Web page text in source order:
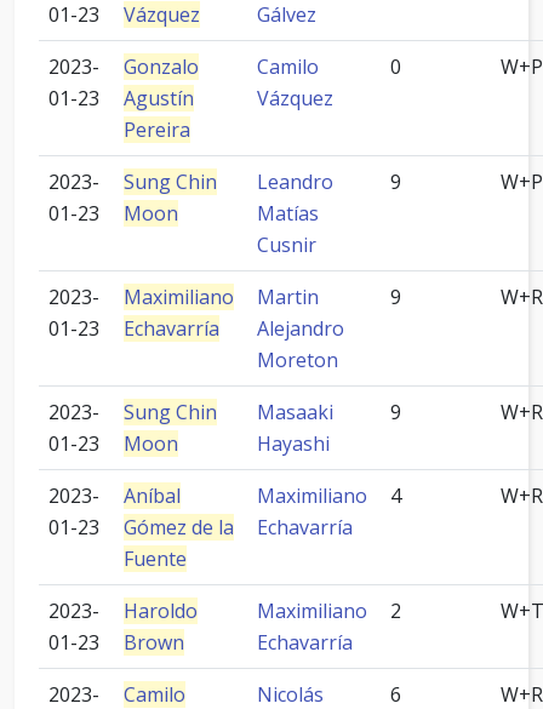
01-23
Vázquez
Gálvez
2023-
01-23
Gonzalo
Agustín
Pereira
Camilo
Vázquez
0 W+P
2023-
01-23
Sung Chin
Moon
Leandro
Matías
Cusnir
9 W+P
2023-
01-23
Maximiliano
Echavarría
Martin
Alejandro
Moreton
9 W+R
2023-
01-23
Sung Chin
Moon
Masaaki
Hayashi
9 W+R
2023-
01-23
Aníbal
Gómez de la
Fuente
Maximiliano
Echavarría
4 W+R
2023-
01-23
Haroldo
Brown
Maximiliano
Echavarría
2 W+T
2023-
Camilo
Nicolás
6 W+R